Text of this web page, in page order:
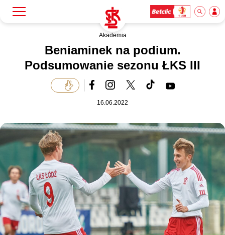
Akademia
Biznes
Dla mediów
Akademia
Beniaminek na podium.
Podsumowanie sezonu ŁKS III
16.06.2022